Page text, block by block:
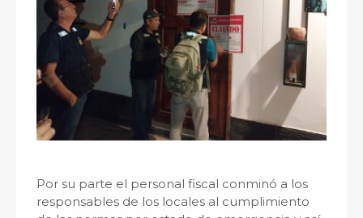
Por su parte el personal fiscal conminó a los
responsables de los locales al cumplimiento